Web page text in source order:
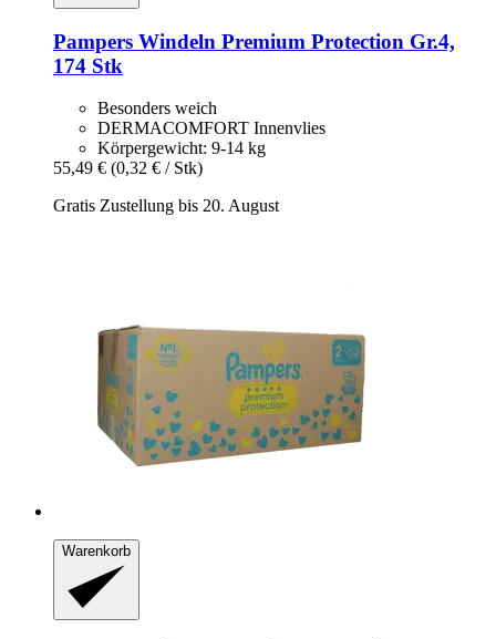
Pampers Windeln Premium Protection Gr.4,
174 Stk
Besonders weich
DERMACOMFORT Innenvlies
Körpergewicht: 9-14 kg
55,49 € (0,32 € / Stk)
Gratis Zustellung bis 20. August
Warenkorb